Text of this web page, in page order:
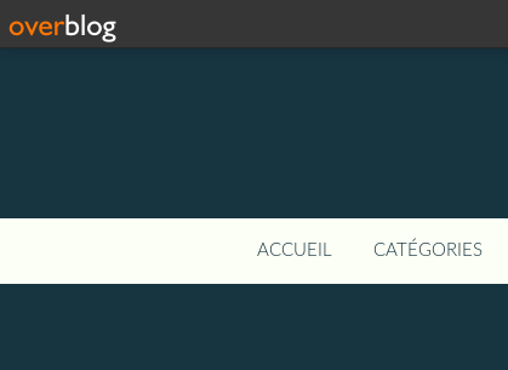
ACCUEIL CATÉGORIES